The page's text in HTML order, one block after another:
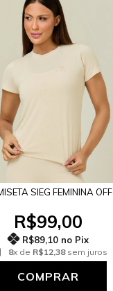
SIEG FEMININA OFF
R$99,00
R$89,10 no Pix
8x de R$12,38sem juros
COMPRAR